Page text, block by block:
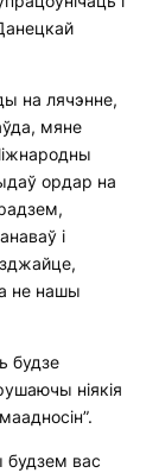
на лячэнне,
мяне
ордар на
і
не нашы
будзе
ніякія
будзем вас